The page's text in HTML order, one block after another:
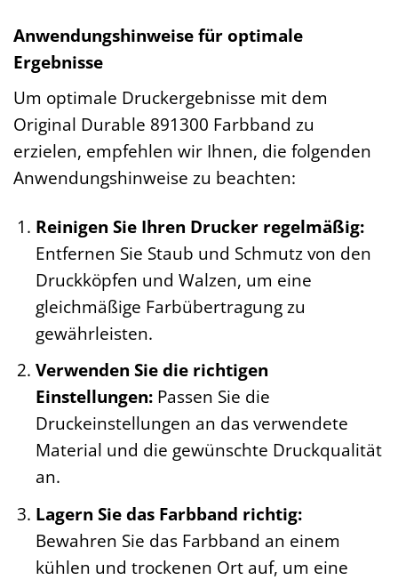
Anwendungshinweise für optimale
Ergebnisse
Um optimale Druckergebnisse mit dem
Original Durable 891300 Farbband zu
erzielen, empfehlen wir Ihnen, die folgenden
Anwendungshinweise zu beachten:
Reinigen Sie Ihren Drucker regelmäßig:
Entfernen Sie Staub und Schmutz von den
Druckköpfen und Walzen, um eine
gleichmäßige Farbübertragung zu
gewährleisten.
Verwenden Sie die richtigen
Einstellungen:Passen Sie die
Druckeinstellungen an das verwendete
Material und die gewünschte Druckqualität
an.
Lagern Sie das Farbband richtig:
Bewahren Sie das Farbband an einem
kühlen und trockenen Ort auf, um eine